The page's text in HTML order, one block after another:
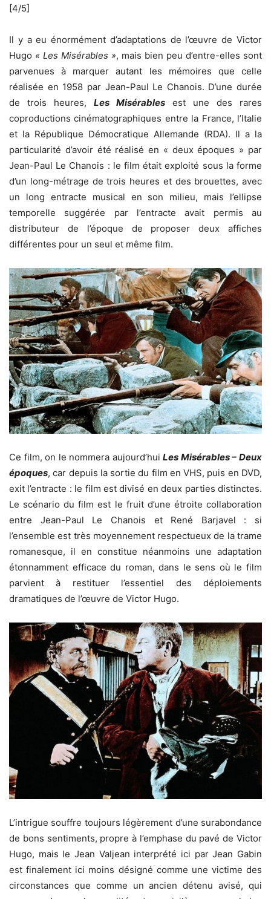
[4/5]
Il y a eu énormément d’adaptations de l’œuvre de Victor
Hugo « Les Misérables », mais bien peu d’entre-elles sont
parvenues à marquer autant les mémoires que celle
réalisée en 1958 par Jean-Paul Le Chanois. D’une durée
de trois heures, Les Misérables est une des rares
coproductions cinématographiques entre la France, l’Italie
et la République Démocratique Allemande (RDA). Il a la
particularité d’avoir été réalisé en « deux époques » par
Jean-Paul Le Chanois : le film était exploité sous la forme
d’un long-métrage de trois heures et des brouettes, avec
un long entracte musical en son milieu, mais l’ellipse
temporelle suggérée par l’entracte avait permis au
distributeur de l’époque de proposer deux affiches
différentes pour un seul et même film.
Ce film, on le nommera aujourd’huiLes Misérables – Deux
époques, car depuis la sortie du film en VHS, puis en DVD,
exit l’entracte : le film est divisé en deux parties distinctes.
Le scénario du film est le fruit d’une étroite collaboration
entre Jean-Paul Le Chanois et René Barjavel : si
l’ensemble est très moyennement respectueux de la trame
romanesque, il en constitue néanmoins une adaptation
étonnamment efficace du roman, dans le sens où le film
parvient à restituer l’essentiel des déploiements
dramatiques de l’œuvre de Victor Hugo.
L’intrigue souffre toujours légèrement d’une surabondance
de bons sentiments, propre à l’emphase du pavé de Victor
Hugo, mais le Jean Valjean interprété ici par Jean Gabin
est finalement ici moins désigné comme une victime des
circonstances que comme un ancien détenu avisé, qui